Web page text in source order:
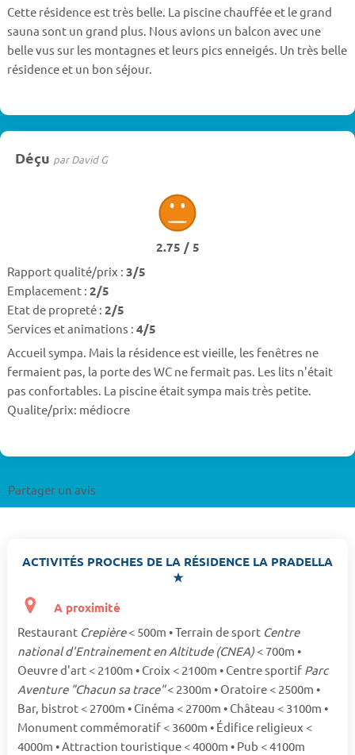
Cette résidence est très belle. La piscine chauffée et le grand
sauna sont un grand plus. Nous avions un balcon avec une
belle vus sur les montagnes et leurs pics enneigés. Un très belle
résidence et un bon séjour.
Déçu par David G
2.75 / 5
Rapport qualité/prix : 3/5
Emplacement : 2/5
Etat de propreté : 2/5
Services et animations : 4/5
Accueil sympa. Mais la résidence est vieille, les fenêtres ne
fermaient pas, la porte des WC ne fermait pas. Les lits n'était
pas confortables. La piscine était sympa mais très petite.
Qualite/prix: médiocre
Partager un avis
ACTIVITÉS PROCHES DE LA RÉSIDENCE LA PRADELLA
★
A proximité
Restaurant Crepière< 500m • Terrain de sport Centre
national d'Entrainement en Altitude (CNEA) < 700m •
Oeuvre d'art < 2100m • Croix < 2100m • Centre sportif Parc
Aventure "Chacun sa trace"< 2300m • Oratoire < 2500m •
Bar, bistrot < 2700m • Cinéma < 2700m • Château < 3100m •
Monument commémoratif < 3600m • Édifice religieux <
4000m • Attraction touristique < 4000m • Pub < 4100m